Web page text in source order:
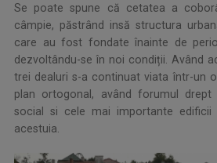
Se poate spune că cetatea a
câmpie, păstrând insă structura
care au fost fondate înainte de
dezvoltându-se în noi condiții. Având
trei dealuri s-a continuat viata într-un
plan ortogonal, având forumul drept
social si cele mai importante edificii
acestuia.